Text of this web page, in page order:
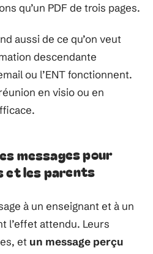
qu’un PDF de trois pages.
aussi de ce qu’on veut
descendante
ou l’ENT fonctionnent.
en visio ou en
messages pour
et les parents
à un enseignant et à un
l’effet attendu. Leurs
et un message perçu